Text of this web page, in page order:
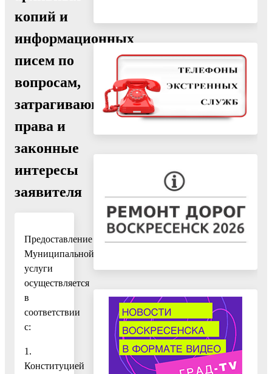
копий и
информационных
писем по
вопросам,
затрагивающим
права и
законные
интересы
заявителя
Предоставление
Муниципальной
услуги
осуществляется
в
соответствии
с:
1.
Конституцией